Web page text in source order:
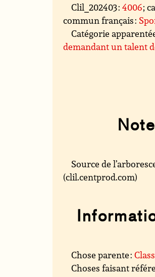
Clil_202403 :4006;
commun français :
Catégorie
demandant un talent
Source de
(clil.centprod.com)
Chose parente :
Choses faisant